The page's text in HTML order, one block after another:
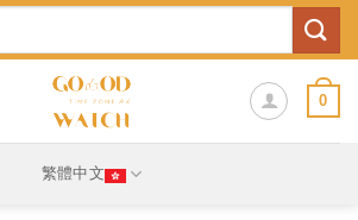
0
繁體中文